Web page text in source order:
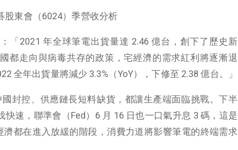
股東會（6024）季營收分析
「2021 年全球筆電出貨量達 2.46 億台，創下了歷史新
都走向與病毒共存的政策，宅經濟的需求紅利將逐漸退
全年出貨量將減少 3.3%（YoY），下修至 2.38 億台。」
封控、供應鏈長短料缺貨，都讓生產端面臨挑戰。下半
速，聯準會（Fed）6 月 16 日也一口氣升息 3 碼，這是
都在進入放緩的階段，消費力道將影響筆電的終端需求